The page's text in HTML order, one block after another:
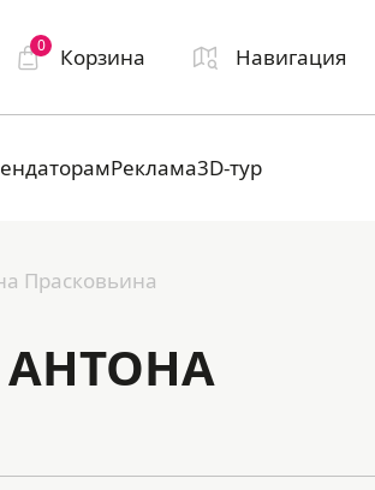
0 Корзина Навигация
Реклама3D-тур
Прасковьина
АНТОНА